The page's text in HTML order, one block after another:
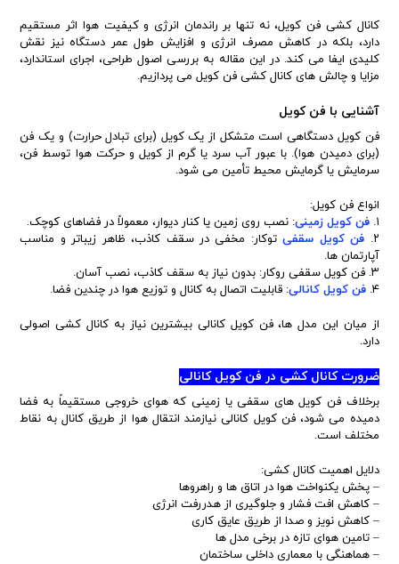
کانال کشی فن کویل، نه تنها بر راندمان انرژی و کیفیت هوا اثر مستقیم
دارد، بلکه در کاهش مصرف انرژی و افزایش طول عمر دستگاه نیز نقش
کلیدی ایفا می کند. در این مقاله به بررسی اصول طراحی، اجرای استاندارد،
مزایا و چالش های کانال کشی فن کویل می پردازیم.
آشنایی با فن کویل
فن کویل دستگاهی است متشکل از یک کویل (برای تبادل حرارت) و یک فن
(برای دمیدن هوا). با عبور آب سرد یا گرم از کویل و حرکت هوا توسط فن،
سرمایش یا گرمایش محیط تأمین می شود.
انواع فن کویل:
۱. فن کویل زمینی: نصب روی زمین یا کنار دیوار، معمولاً در فضاهای کوچک.
۲. فن کویل سقفیتوکار: مخفی در سقف کاذب، ظاهر زیباتر و مناسب
آپارتمان ها.
۳. فن کویل سقفی روکار: بدون نیاز به سقف کاذب، نصب آسان.
۴. فن کویل کانالی: قابلیت اتصال به کانال و توزیع هوا در چندین فضا.
از میان این مدل ها، فن کویل کانالی بیشترین نیاز به کانال کشی اصولی
دارد.
ضرورت کانال کشی در فن کویل کانالی
برخلاف فن کویل های سقفی یا زمینی که هوای خروجی مستقیماً به فضا
دمیده می شود، فن کویل کانالی نیازمند انتقال هوا از طریق کانال به نقاط
مختلف است.
دلایل اهمیت کانال کشی:
– پخش یکنواخت هوا در اتاق ها و راهروها
– کاهش افت فشار و جلوگیری از هدررفت انرژی
– کاهش نویز و صدا از طریق عایق کاری
– تامین هوای تازه در برخی مدل ها
– هماهنگی با معماری داخلی ساختمان